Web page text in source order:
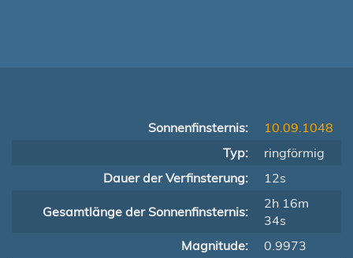
Sonnenfinsternis:
10.09.1048
Typ:
ringförmig
Dauer der Verfinsterung:
12s
Gesamtlänge der Sonnenfinsternis:
2h 16m
34s
Magnitude:
0.9973